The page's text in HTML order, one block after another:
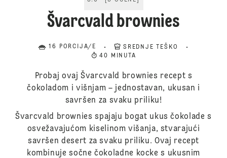
Švarcvald brownies
16 PORCIJA/E
SREDNJE TEŠKO
40 MINUTA
Probaj ovaj Švarcvald brownies recept s
čokoladom i višnjam – jednostavan, ukusan i
savršen za svaku priliku!
Švarcvald brownies spajaju bogat ukus čokolade s
osvežavajućom kiselinom višanja, stvarajući
savršen desert za svaku priliku. Ovaj recept
kombinuje sočne čokoladne kocke s ukusnim